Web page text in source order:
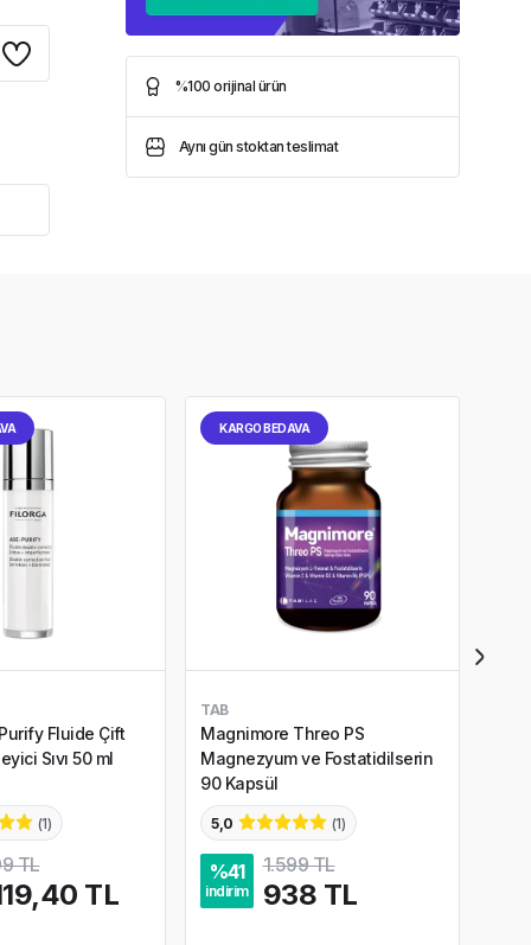
%100 orijinal ürün
Aynı gün stoktan teslimat
Fluide Çift
Sıvı 50 ml
(1)
TL
TL
KARGO BEDAVA
TAB
Magnimore Threo PS
Magnezyum ve Fostatidilserin
90 Kapsül
5,0 (1)
%41
indirim
1.599 TL
938 TL